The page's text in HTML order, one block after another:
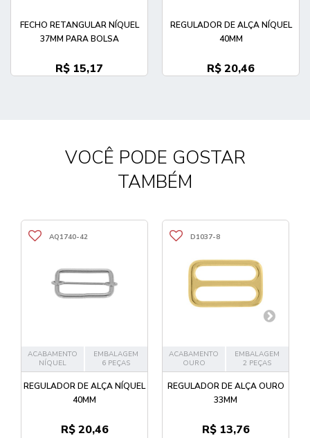
FECHO RETANGULAR NÍQUEL
37MM PARA BOLSA
R$ 15,17
REGULADOR DE ALÇA NÍQUEL
40MM
R$ 20,46
VOCÊ PODE GOSTAR
TAMBÉM
AQ1740-42
ACABAMENTO
NÍQUEL
EMBALAGEM
6 PEÇAS
REGULADOR DE ALÇA NÍQUEL
40MM
R$ 20,46
D1037-8
ACABAMENTO
OURO
EMBALAGEM
2 PEÇAS
REGULADOR DE ALÇA OURO
33MM
R$ 13,76